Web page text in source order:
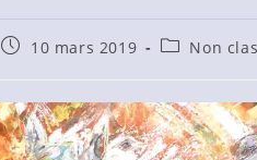
Publication
10 mars 2019
PostNon